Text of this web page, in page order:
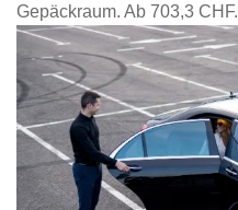
Gepäckraum. Ab 703,3 CHF.